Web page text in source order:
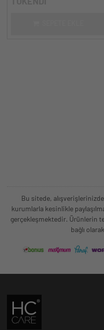
Bu sitede,
kurumlarla kesinlikle
gerçekleşmektedir. Ürünlerin
bağlı